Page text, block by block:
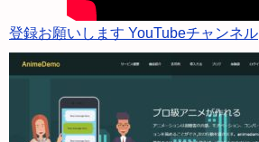
登録お願いします YouTubeチャンネル